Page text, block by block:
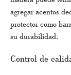
agregar acentos
protector como
su durabilidad.
Control de